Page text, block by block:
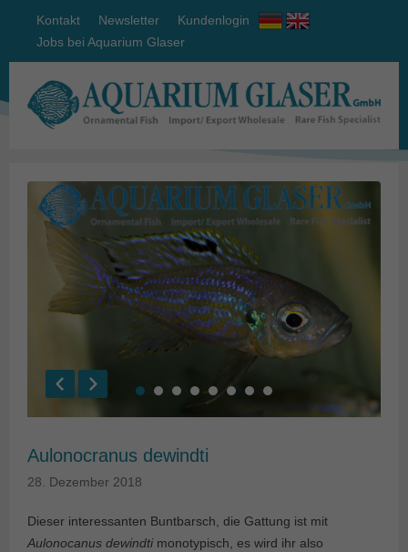
Kontakt Newsletter
Kundenlogin
Jobs bei Aquarium Glaser
Aulonocranus dewindti
28. Dezember 2018
Dieser interessanten Buntbarsch, die Gattung ist mit
Aulonocanus dewindtimonotypisch, es wird ihr also